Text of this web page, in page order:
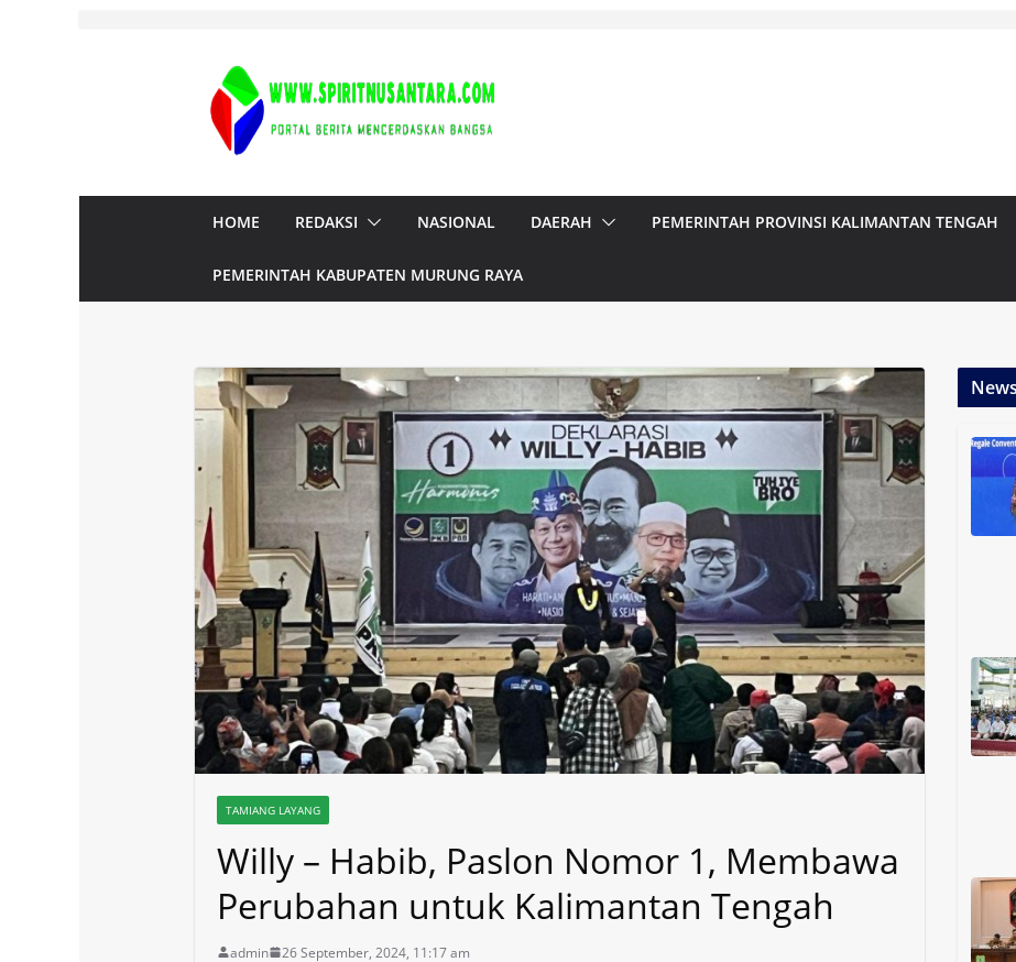
HOME REDAKSI NASIONAL DAERAH PEMERINTAH PROVINSI KALIMANTAN TENGAH
PEMERINTAH KABUPATEN MURUNG RAYA
TAMIANG LAYANG
Willy – Habib, Paslon Nomor 1, Membawa
Perubahan untuk Kalimantan Tengah
admin 26 September, 2024, 11:17 am
News